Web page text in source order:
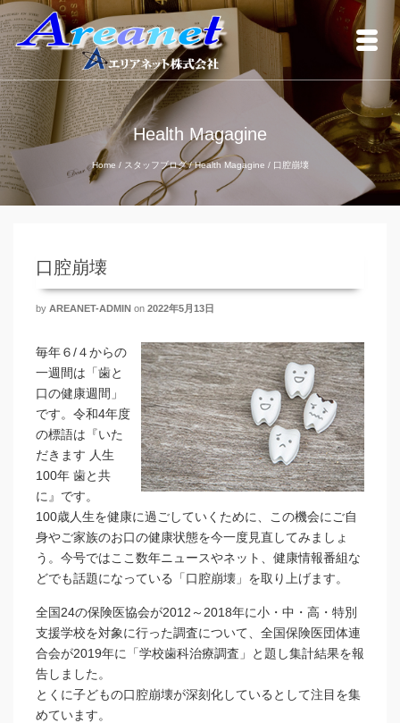
Health Magagine
Home / スタッフブログ / Health Magagine / 口腔崩壊
口腔崩壊
by AREANET-ADMIN on 2022年5月13日
毎年６/４からの
一週間は「歯と
口の健康週間」
です。令和4年度
の標語は『いた
だきます 人生
100年 歯と共
に』です。
100歳人生を健康に過ごしていくために、この機会にご自
身やご家族のお口の健康状態を今一度見直してみましょ
う。今号ではここ数年ニュースやネット、健康情報番組な
どでも話題になっている「口腔崩壊」を取り上げます。
全国24の保険医協会が2012～2018年に小・中・高・特別
支援学校を対象に行った調査について、全国保険医団体連
合会が2019年に「学校歯科治療調査」と題し集計結果を報
告しました。
とくに子どもの口腔崩壊が深刻化しているとして注目を集
めています。